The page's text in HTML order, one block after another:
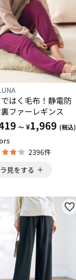
はく毛布！静電防
ファーレギンス
～ ¥1,969 (税込)
2396件
見をする